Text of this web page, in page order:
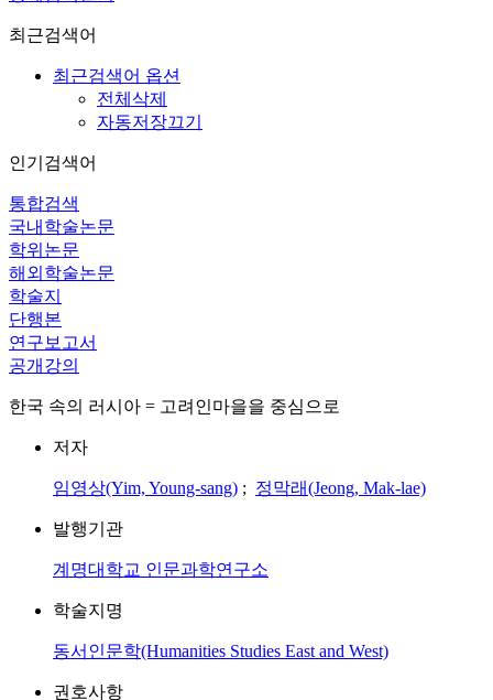
최근검색어
최근검색어 옵션
전체삭제
자동저장끄기
인기검색어
통합검색
국내학술논문
학위논문
해외학술논문
학술지
단행본
연구보고서
공개강의
한국 속의 러시아 = 고려인마을을 중심으로
저자
임영상(Yim, Young-sang) ; 정막래(Jeong, Mak-lae)
발행기관
계명대학교 인문과학연구소
학술지명
동서인문학(Humanities Studies East and West)
권호사항